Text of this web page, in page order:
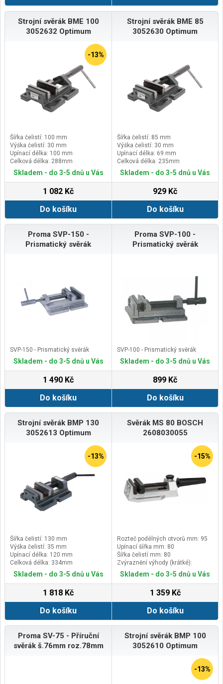
Strojní svěrák BME 100
3052632 Optimum
-13%
Šířka čelistí: 100 mm
Výška čelistí: 30 mm
Upínací délka: 100 mm
Celková délka: 288mm
Skladem - do 3-5 dnů u Vás
1 082 Kč
Do košíku
Strojní svěrák BME 85
3052630 Optimum
Šířka čelistí: 85 mm
Výška čelistí: 30 mm
Upínací délka: 69 mm
Celková délka: 235mm
Skladem - do 3-5 dnů u Vás
929 Kč
Do košíku
Proma SVP-150 -
Prismatický svěrák
SVP-150 - Prismatický svěrák
Skladem - do 3-5 dnů u Vás
1 490 Kč
Do košíku
Proma SVP-100 -
Prismatický svěrák
SVP-100 - Prismatický svěrák
Skladem - do 3-5 dnů u Vás
899 Kč
Do košíku
Strojní svěrák BMP 130
3052613 Optimum
-13%
Šířka čelistí: 130 mm
Výška čelistí: 35 mm
Upínací délka: 120 mm
Celková délka: 334mm
Skladem - do 3-5 dnů u Vás
1 818 Kč
Do košíku
Svěrák MS 80 BOSCH
2608030055
-15%
Rozteč podélných otvorů mm: 95
Upínací šířka mm: 80
Šířka čelistí mm: 80
Zvýraznění výhody (krátké):
Bezpečná práce s vysokou úrovní
pohodlí
Skladem - do 3-5 dnů u Vás
1 359 Kč
Do košíku
Proma SV-75 - Příruční
svěrák š.76mm roz.78mm
Strojní svěrák BMP 100
3052610 Optimum
-13%